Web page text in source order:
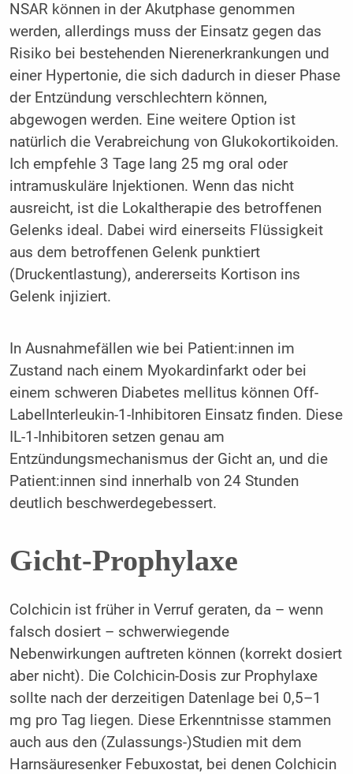
NSAR können in der Akutphase genommen
werden, allerdings muss der Einsatz gegen das
Risiko bei bestehenden Nierenerkrankungen und
einer Hypertonie, die sich dadurch in dieser Phase
der Entzündung verschlechtern können,
abgewogen werden. Eine weitere Option ist
natürlich die Verabreichung von Glukokortikoiden.
Ich empfehle 3 Tage lang 25 mg oral oder
intramuskuläre Injektionen. Wenn das nicht
ausreicht, ist die Lokaltherapie des betroffenen
Gelenks ideal. Dabei wird einerseits Flüssigkeit
aus dem betroffenen Gelenk punktiert
(Druckentlastung), andererseits Kortison ins
Gelenk injiziert.
In Ausnahmefällen wie bei Patient:innen im
Zustand nach einem Myokardinfarkt oder bei
einem schweren Diabetes mellitus können Off-
LabelInterleukin-1-Inhibitoren Einsatz finden. Diese
IL-1-Inhibitoren setzen genau am
Entzündungsmechanismus der Gicht an, und die
Patient:innen sind innerhalb von 24 Stunden
deutlich beschwerdegebessert.
Gicht-Prophylaxe
Colchicin ist früher in Verruf geraten, da – wenn
falsch dosiert – schwerwiegende
Nebenwirkungen auftreten können (korrekt dosiert
aber nicht). Die Colchicin-Dosis zur Prophylaxe
sollte nach der derzeitigen Datenlage bei 0,5–1
mg pro Tag liegen. Diese Erkenntnisse stammen
auch aus den (Zulassungs-)Studien mit dem
Harnsäuresenker Febuxostat, bei denen Colchicin